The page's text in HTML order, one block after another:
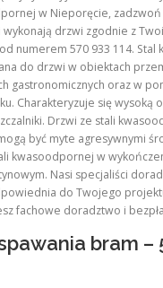
w Nieporęcie, zadzwoń
drzwi zgodnie z
numerem 570 933 114.
do drzwi w obiektach
gastronomicznych oraz w
Charakteryzuje się wysoką
Drzwi ze stali
być myte agresywnymi
kwasoodpornej w
Nasi specjaliści
do Twojego
fachowe doradztwo i
bram –